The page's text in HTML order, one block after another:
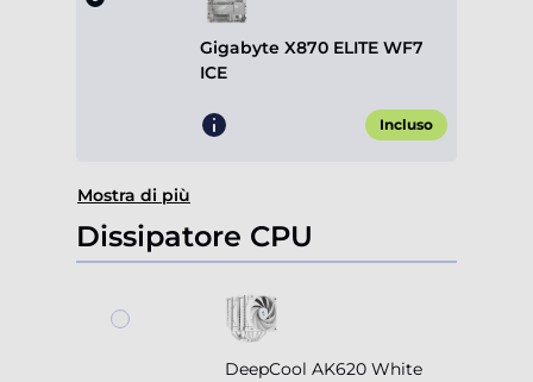
Gigabyte X870 ELITE WF7
ICE
Incluso
Mostra di più
Dissipatore CPU
DeepCool AK620 White